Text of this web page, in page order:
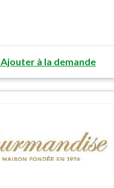
Ajouter à la demande